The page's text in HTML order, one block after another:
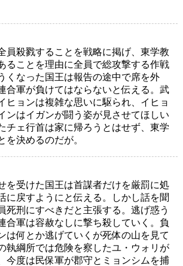
員殺戮することを戦略に掲げ、東学教
ることを理由に全員で総攻撃する作戦
くなった国王は報告の途中で席を外
合軍が負けてはならないと伝える。武
ヒョンは複雑な思いに駆られ、イヒョ
ンはイガンが闘う姿が見させてほしい
チェ行首は家に帰ろうとはせず、東学
を決めるのだが。
を受けた国王は首謀者だけを厳罰に処
に戻すようにと伝える。しかし話を聞
死刑にすべきだと主張する。逃げ惑う
合軍は容赦なしに撃ち殺していく。負
は何とか逃げていくが死体の山を見て
執綱所では危険を察したユ・ウォリが
今度は民保軍が郡守とミョンシムを捕